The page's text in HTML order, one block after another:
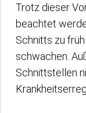
Trotz dieser
beachtet
Schnitts zu
schwächen.
Schnittstellen